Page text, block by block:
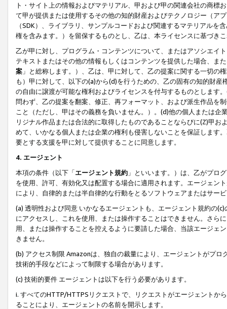
ト・サイト上の情報およびマテリアル、甲および甲の関連会社の商
て甲が提供または使用するその他の知的財産およびテクノロジー（ア
（SDK）、ライブラリ、サンプルコードおよび関連するマテリアル
権を含みます。）を留保するものとし、乙は、本ライセンスに基づき
乙が甲に対し、プログラム・コンテンツについて、またはアソシエイ
テキストまたはその他の情報もしくはコンテンツを提供した場合、ま
案 」と総称します。）、乙は、甲に対して、乙の提案に関する一切
も）甲に対して、以下の(a)から(d)を行うための、乙の固有の知的財
の自由に譲渡が可能な権利およびライセンスを付与するものとします
問わず、乙の提案を翻案、修正、再フォーマット、および派生作品を
こと（ただし、甲はその義務を負いません。）。(d)他の個人または
リジナル作品または合法的に取得したものであることならびに(Z)甲
めて、いかなる個人または企業の権利も侵害しないことを保証します
要とする支援を甲に対して提供することに同意します。
4. エージェント
本項の条件（以下「エージェント規約 」といいます。）は、乙がプロ
を使用、許可、有効化又は配置する場合に適用されます。エージェン
により、自律的または半自律的な行動をとるソフトウェアまたはサー
(a) 透明性および同意 いかなるエージェントも、エージェント規約の
にアクセスし、これを使用、または操作することはできません。さら
用、または操作することを控えるように要請した場合、当該エージェ
きません。
(b) アクセス制限 Amazonは、独自の裁量により、エージェントがプ
技術的手段などによって制限する場合があります。
(c) 技術的要件 エージェントは以下を行う必要があります。
i. すべてのHTTP/HTTPSリクエストで、リクエストがエージェントか
ることにより、エージェントの名前を開示します。